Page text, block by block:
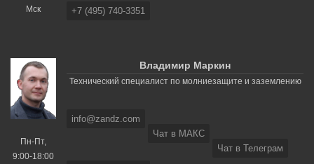
Мск
+7 (495) 740-3351
Пн-Пт,
9:00-18:00
Владимир Маркин
Технический специалист по молниезащите и заземлению
info@zandz.com
Чат в МАКС
Чат в Телеграм